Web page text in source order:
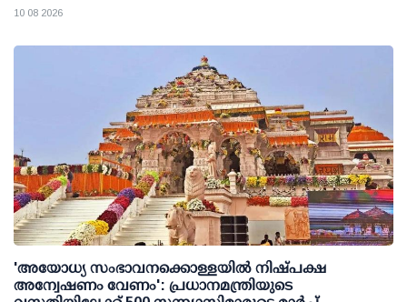
10 08 2026
'അയോധ്യ സംഭാവനക്കൊള്ളയില്‍ നിഷ്പക്ഷ
അന്വേഷണം വേണം': പ്രധാനമന്ത്രിയുടെ